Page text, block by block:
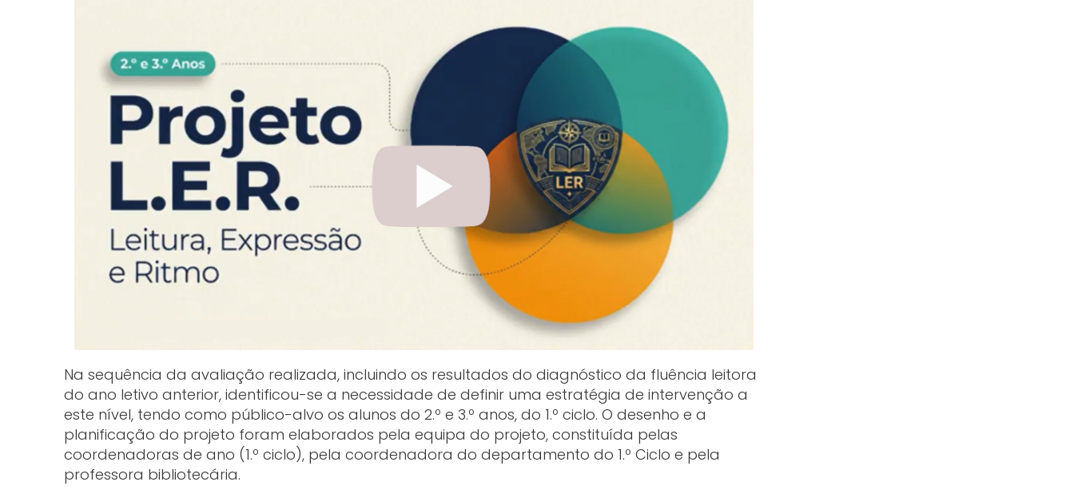
Na sequência da avaliação realizada, incluindo os resultados do diagnóstico da fluência leitora
do ano letivo anterior, identificou-se a necessidade de definir uma estratégia de intervenção a
este nível, tendo como público-alvo os alunos do 2.º e 3.º anos, do 1.º ciclo. O desenho e a
planificação do projeto foram elaborados pela equipa do projeto, constituída pelas
coordenadoras de ano (1.º ciclo), pela coordenadora do departamento do 1.º Ciclo e pela
professora bibliotecária.